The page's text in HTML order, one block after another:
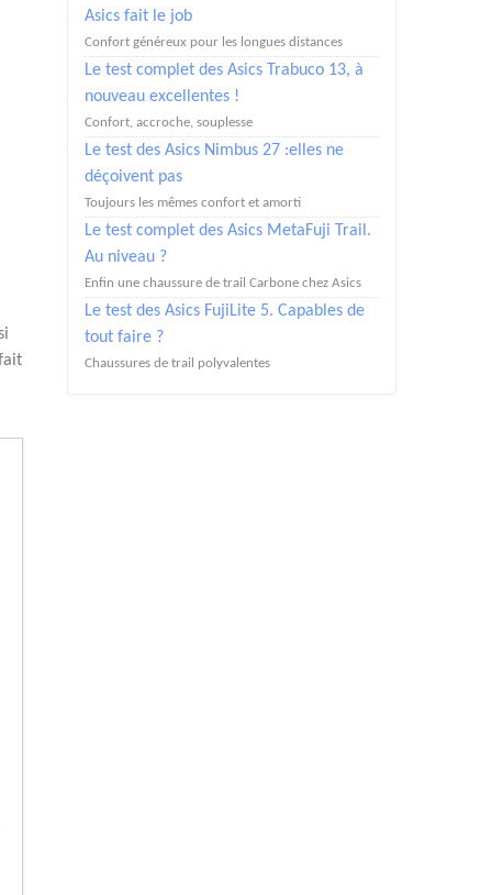
Asics fait le job
Confort généreux pour les longues distances
Le test complet des Asics Trabuco 13, à
nouveau excellentes !
Confort, accroche, souplesse
Le test des Asics Nimbus 27 :elles ne
déçoivent pas
Toujours les mêmes confort et amorti
Le test complet des Asics MetaFuji Trail.
Au niveau ?
Enfin une chaussure de trail Carbone chez Asics
Le test des Asics FujiLite 5. Capables de
tout faire ?
Chaussures de trail polyvalentes